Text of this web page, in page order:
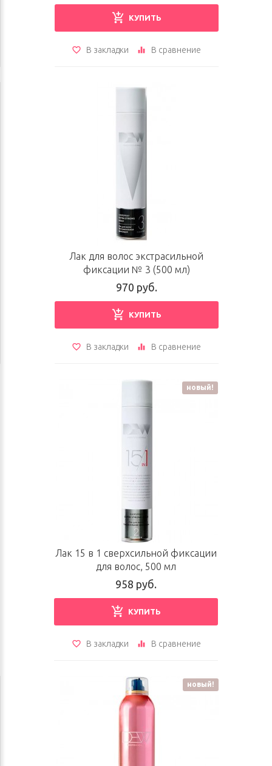
КУПИТЬ
В закладки В сравнение
Лак для волос экстрасильной
фиксации № 3 (500 мл)
970 руб.
КУПИТЬ
В закладки В сравнение
новый!
Лак 15 в 1 сверхсильной фиксации
для волос, 500 мл
958 руб.
КУПИТЬ
В закладки В сравнение
новый!